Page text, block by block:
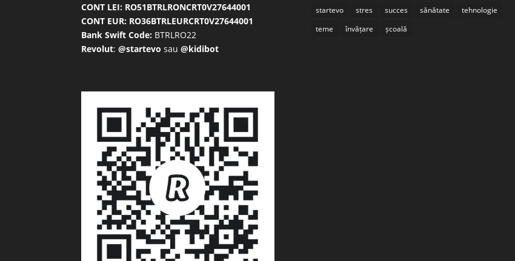
CONT LEI: RO51BTRLRONCRT0V27644001
CONT EUR: RO36BTRLEURCRT0V27644001
Bank Swift Code: BTRLRO22
Revolut:@startevo sau@kidibot
startevo
stres succes sănătate
tehnologie
teme
învățare școală